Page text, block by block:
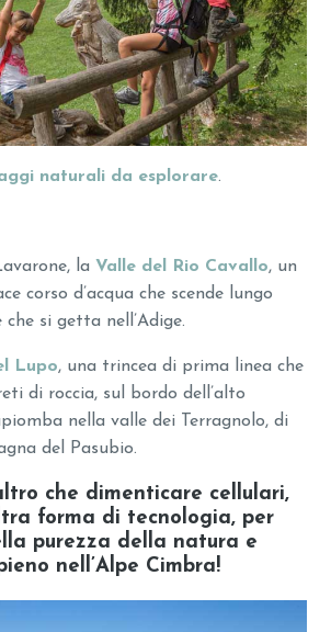
naturali da esplorare.
laValle del Rio Cavallo, un
corso d’acqua che scende lungo
che si getta nell’Adige.
Lupo, una trincea di prima linea che
di roccia, sul bordo dell’alto
nella valle dei Terragnolo, di
del Pasubio.
che dimenticare cellulari,
forma di tecnologia, per
purezza della natura e
nell’Alpe Cimbra!